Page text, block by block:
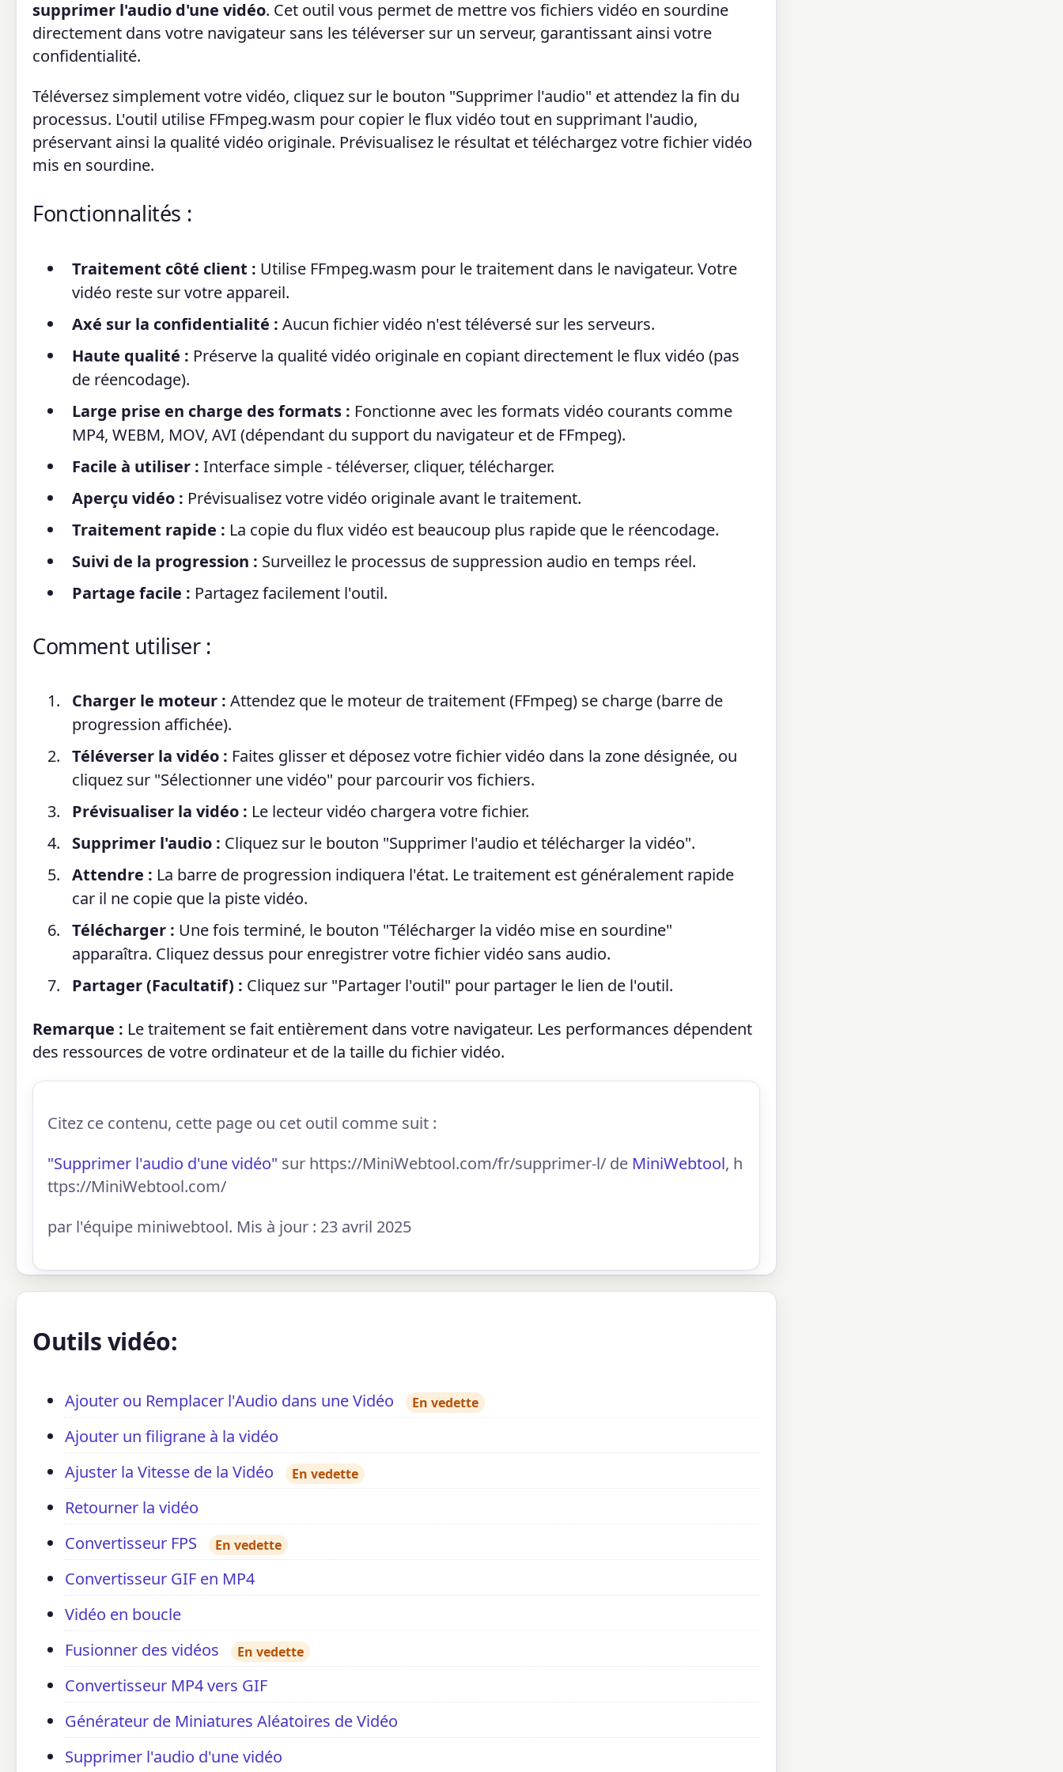
supprimer l'audio d'une vidéo. Cet outil vous permet de mettre vos fichiers vidéo en sourdine
directement dans votre navigateur sans les téléverser sur un serveur, garantissant ainsi votre
confidentialité.
Téléversez simplement votre vidéo, cliquez sur le bouton "Supprimer l'audio" et attendez la fin du
processus. L'outil utilise FFmpeg.wasm pour copier le flux vidéo tout en supprimant l'audio,
préservant ainsi la qualité vidéo originale. Prévisualisez le résultat et téléchargez votre fichier vidéo
mis en sourdine.
Fonctionnalités :
Traitement côté client : Utilise FFmpeg.wasm pour le traitement dans le navigateur. Votre
vidéo reste sur votre appareil.
Axé sur la confidentialité : Aucun fichier vidéo n'est téléversé sur les serveurs.
Haute qualité : Préserve la qualité vidéo originale en copiant directement le flux vidéo (pas
de réencodage).
Large prise en charge des formats : Fonctionne avec les formats vidéo courants comme
MP4, WEBM, MOV, AVI (dépendant du support du navigateur et de FFmpeg).
Facile à utiliser : Interface simple - téléverser, cliquer, télécharger.
Aperçu vidéo : Prévisualisez votre vidéo originale avant le traitement.
Traitement rapide : La copie du flux vidéo est beaucoup plus rapide que le réencodage.
Suivi de la progression : Surveillez le processus de suppression audio en temps réel.
Partage facile : Partagez facilement l'outil.
Comment utiliser :
Charger le moteur : Attendez que le moteur de traitement (FFmpeg) se charge (barre de
progression affichée).
Téléverser la vidéo : Faites glisser et déposez votre fichier vidéo dans la zone désignée, ou
cliquez sur "Sélectionner une vidéo" pour parcourir vos fichiers.
Prévisualiser la vidéo : Le lecteur vidéo chargera votre fichier.
Supprimer l'audio : Cliquez sur le bouton "Supprimer l'audio et télécharger la vidéo".
Attendre : La barre de progression indiquera l'état. Le traitement est généralement rapide
car il ne copie que la piste vidéo.
Télécharger : Une fois terminé, le bouton "Télécharger la vidéo mise en sourdine"
apparaîtra. Cliquez dessus pour enregistrer votre fichier vidéo sans audio.
Partager (Facultatif) : Cliquez sur "Partager l'outil" pour partager le lien de l'outil.
Remarque : Le traitement se fait entièrement dans votre navigateur. Les performances dépendent
des ressources de votre ordinateur et de la taille du fichier vidéo.
Citez ce contenu, cette page ou cet outil comme suit :
"Supprimer l'audio d'une vidéo" sur https://MiniWebtool.com/fr/supprimer-l/ de MiniWebtool, h
ttps://MiniWebtool.com/
par l'équipe miniwebtool. Mis à jour : 23 avril 2025
Outils vidéo:
Ajouter ou Remplacer l'Audio dans une Vidéo En vedette
Ajouter un filigrane à la vidéo
Ajuster la Vitesse de la Vidéo
En vedette
Retourner la vidéo
Convertisseur FPS
En vedette
Convertisseur GIF en MP4
Vidéo en boucle
Fusionner des vidéos
En vedette
Convertisseur MP4 vers GIF
Générateur de Miniatures Aléatoires de Vidéo
Supprimer l'audio d'une vidéo